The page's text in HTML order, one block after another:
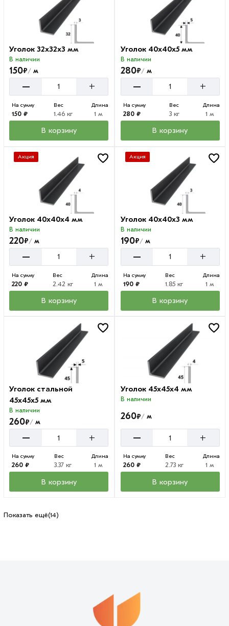
Уголок 32х32х3 мм
В наличии
150₽/ м
– +
На сумму
150 ₽
Вес
1.46 кг
Длина
1 м
В корзину
Уголок 40х40х5 мм
В наличии
280₽/м
– +
На сумму
280 ₽
Вес
3 кг
Длина
1 м
В корзину
Акция
Уголок 40х40х4 мм
В наличии
220₽/ м
– +
На сумму
220 ₽
Вес
2.42 кг
Длина
1 м
В корзину
Акция
Уголок 40х40х3 мм
В наличии
190₽/м
– +
На сумму
190 ₽
Вес
1.85 кг
Длина
1 м
В корзину
Уголок стальной
45х45х5 мм
В наличии
260₽/ м
– +
На сумму
260 ₽
Вес
3.37 кг
Длина
1 м
В корзину
Уголок 45х45х4 мм
В наличии
260₽/м
– +
На сумму
260 ₽
Вес
2.73 кг
Длина
1 м
В корзину
Показать ещё(14)